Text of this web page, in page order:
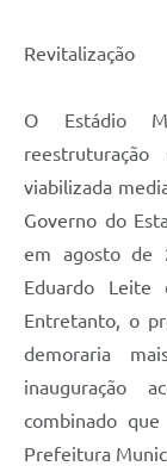
Revitalização
O Estádio
viabilizada
Governo do
em agosto de
Eduardo
Entretanto, o
demoraria
inauguração
combinado
Prefeitura